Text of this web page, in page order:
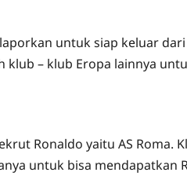
untuk siap keluar
– klub Eropa lainnya
Ronaldo yaitu AS Roma.
untuk bisa mendapatkan